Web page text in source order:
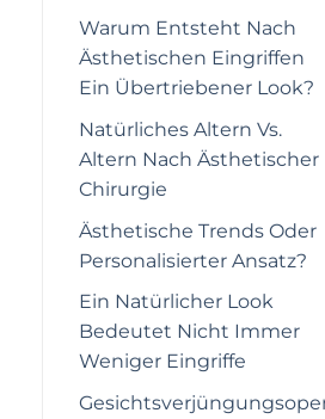
Warum Entsteht Nach
Ästhetischen Eingriffen
Ein Übertriebener Look?
Natürliches Altern Vs.
Altern Nach Ästhetischer
Chirurgie
Ästhetische Trends Oder
Personalisierter Ansatz?
Ein Natürlicher Look
Bedeutet Nicht Immer
Weniger Eingriffe